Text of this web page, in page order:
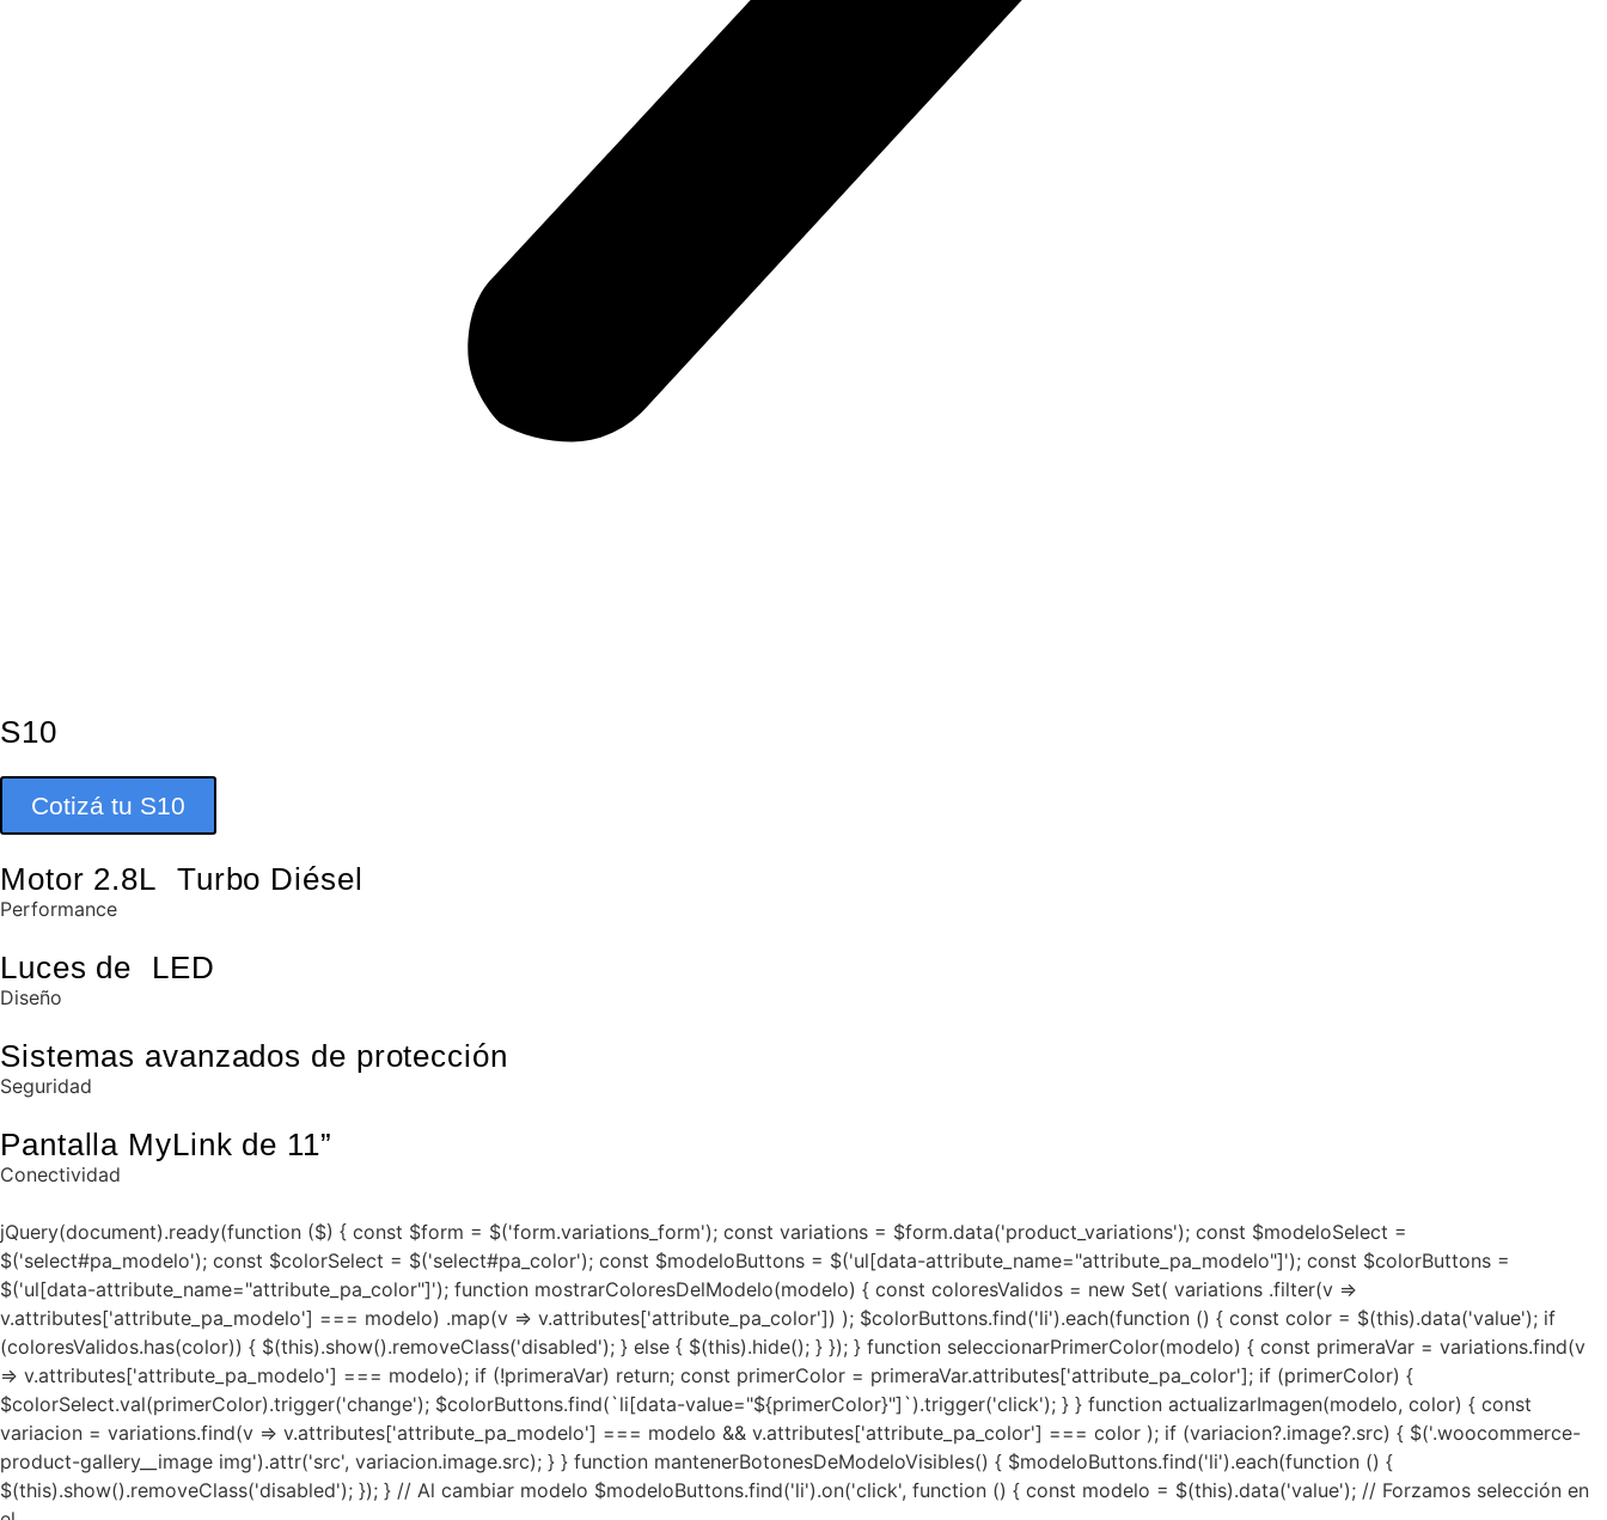
S10
Cotizá tu S10
Motor 2.8L Turbo Diésel
Performance
Luces de LED
Diseño
Sistemas avanzados de protección
Seguridad
Pantalla MyLink de 11”
Conectividad
jQuery(document).ready(function ($) { const $form = $('form.variations_form'); const variations = $form.data('product_variations'); const $modeloSelect =
$('select#pa_modelo'); const $colorSelect = $('select#pa_color'); const $modeloButtons = $('ul[data-attribute_name="attribute_pa_modelo"]'); const $colorButtons =
$('ul[data-attribute_name="attribute_pa_color"]'); function mostrarColoresDelModelo(modelo) { const coloresValidos = new Set( variations .filter(v =>
v.attributes['attribute_pa_modelo'] === modelo) .map(v => v.attributes['attribute_pa_color']) ); $colorButtons.find('li').each(function () { const color = $(this).data('value'); if
(coloresValidos.has(color)) { $(this).show().removeClass('disabled'); } else { $(this).hide(); } }); } function seleccionarPrimerColor(modelo) { const primeraVar = variations.find(v
=> v.attributes['attribute_pa_modelo'] === modelo); if (!primeraVar) return; const primerColor = primeraVar.attributes['attribute_pa_color']; if (primerColor) {
$colorSelect.val(primerColor).trigger('change'); $colorButtons.find(`li[data-value="${primerColor}"]`).trigger('click'); } } function actualizarImagen(modelo, color) { const
variacion = variations.find(v => v.attributes['attribute_pa_modelo'] === modelo && v.attributes['attribute_pa_color'] === color ); if (variacion?.image?.src) { $('.woocommerce-
product-gallery__image img').attr('src', variacion.image.src); } } function mantenerBotonesDeModeloVisibles() { $modeloButtons.find('li').each(function () {
$(this).show().removeClass('disabled'); }); } // Al cambiar modelo $modeloButtons.find('li').on('click', function () { const modelo = $(this).data('value'); // Forzamos selección en